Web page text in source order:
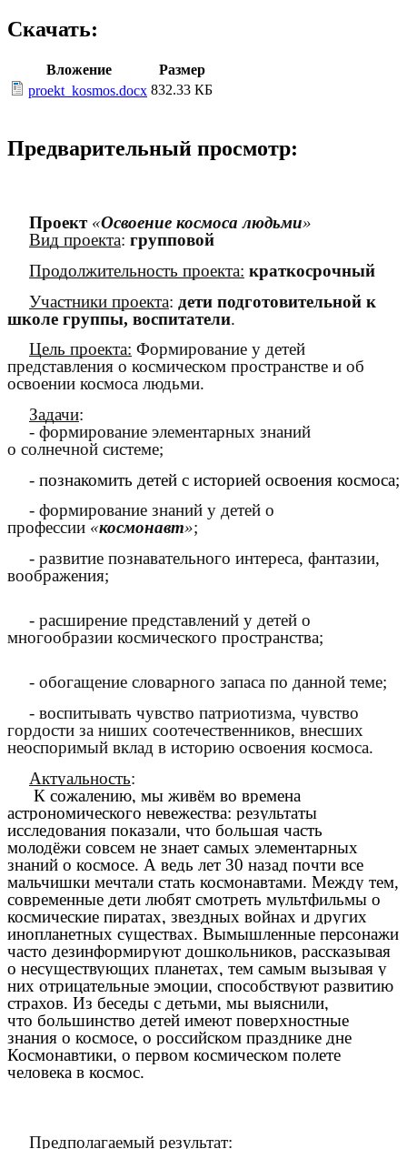
Скачать:
Вложение
Размер
proekt_kosmos.docx 832.33 КБ
Предварительный просмотр:
Проект «Освоение космоса людьми»
Вид проекта: групповой
Продолжительность проекта: краткосрочный
Участники проекта: дети подготовительной к
школе группы, воспитатели.
Цель проекта: Формирование у детей
представления о космическом пространстве и об
освоении космоса людьми.
Задачи:
- формирование элементарных знаний
о солнечной системе;
- познакомить детей с историей освоения космоса;
- формирование знаний у детей о
профессии «космонавт»;
- развитие познавательного интереса, фантазии,
воображения;
- расширение представлений у детей о
многообразии космического пространства;
- обогащение словарного запаса по данной теме;
- воспитывать чувство патриотизма, чувство
гордости за ниших соотечественников, внесших
неоспоримый вклад в историю освоения космоса.
Актуальность:
К сожалению, мы живём во времена
астрономического невежества: результаты
исследования показали, что большая часть
молодёжи совсем не знает самых элементарных
знаний о космосе. А ведь лет 30 назад почти все
мальчишки мечтали стать космонавтами. Между тем,
современные дети любят смотреть мультфильмы о
космические пиратах, звездных войнах и других
инопланетных существах. Вымышленные персонажи
часто дезинформируют дошкольников, рассказывая
о несуществующих планетах, тем самым вызывая у
них отрицательные эмоции, способствуют развитию
страхов. Из беседы с детьми, мы выяснили,
что большинство детей имеют поверхностные
знания о космосе, о российском празднике дне
Космонавтики, о первом космическом полете
человека в космос.
Предполагаемый результат: